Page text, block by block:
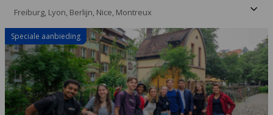
Freiburg, Lyon, Berlijn, Nice, Montreux
Speciale aanbieding